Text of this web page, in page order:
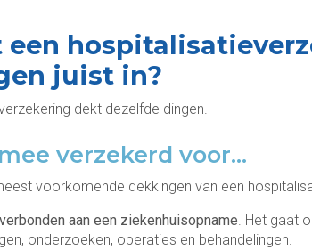
juist in?
dekt dezelfde dingen.
verzekerd voor…
voorkomende dekkingen van een
aan een ziekenhuisopname. Het gaat
onderzoeken, operaties en behandelingen.